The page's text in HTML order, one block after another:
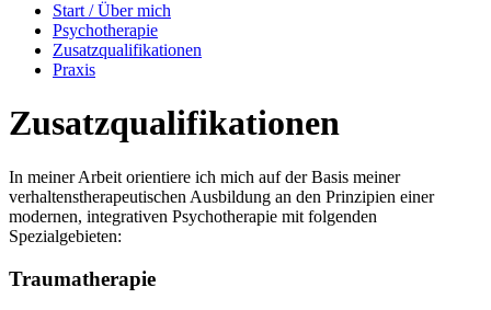
Start / Über mich
Psychotherapie
Zusatzqualifikationen
Praxis
Zusatzqualifikationen
In meiner Arbeit orientiere ich mich auf der Basis meiner
verhaltenstherapeutischen Ausbildung an den Prinzipien einer
modernen, integrativen Psychotherapie mit folgenden
Spezialgebieten:
Traumatherapie